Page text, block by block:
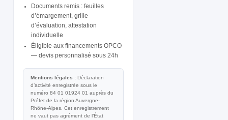
Documents remis : feuilles
d’émargement, grille
d’évaluation, attestation
individuelle
Éligible aux financements OPCO
— devis personnalisé sous 24h
Mentions légales : Déclaration
d’activité enregistrée sous le
numéro 84 01 01924 01 auprès du
Préfet de la région Auvergne-
Rhône-Alpes. Cet enregistrement
ne vaut pas agrément de l’État